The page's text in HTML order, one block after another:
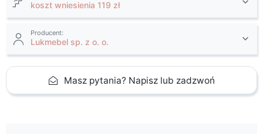
koszt wniesienia 119 zł
Producent:
Lukmebel sp. z o. o.
Masz pytania? Napisz lub zadzwoń